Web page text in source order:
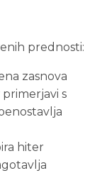
prednosti:
zasnova
s
hiter